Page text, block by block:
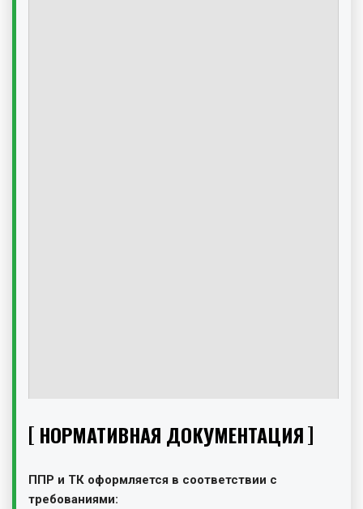
НОРМАТИВНАЯ ДОКУМЕНТАЦИЯ
ППР и ТК оформляется в соответствии с
требованиями: